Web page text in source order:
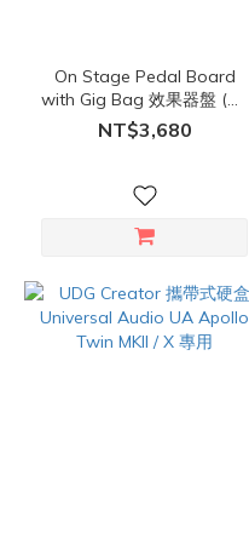
On Stage Pedal Board
with Gig Bag 效果器盤 (中)
含袋 GPB3000
NT$3,680